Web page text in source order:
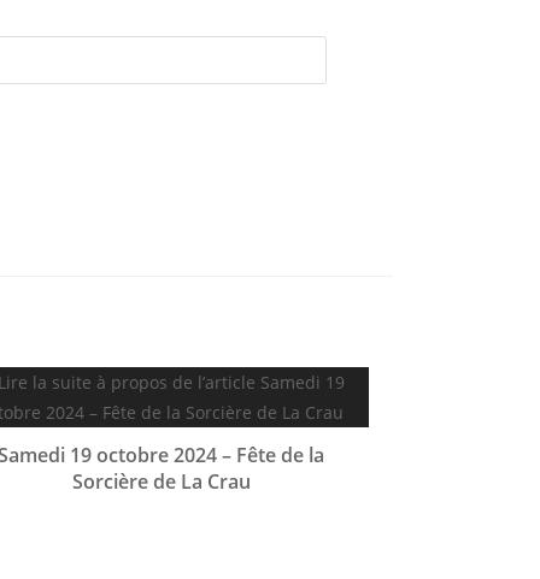
19 octobre 2024 – Fête de la
Sorcière de La Crau